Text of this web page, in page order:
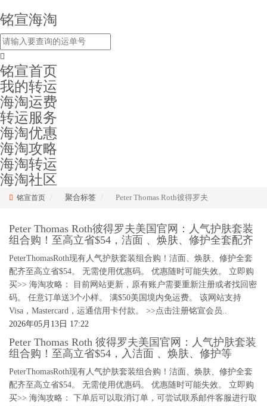
铭宣海淘
铭宣首页
我的转运
海淘运费
转运服务
海淘优惠
海淘攻略
海淘转运
海淘社区
铭宣首页 聚合标签 Peter Thomas Roth彼得罗夫
Peter Thomas Roth彼得罗夫美国官网：人气护肤套装
组合购！至高立省$54，洁面 、焕肤、修护全套配齐
PeterThomasRoth现有人气护肤套装组合购！洁面、焕肤、修护全套
配齐至高立省$54。 无需使用优惠码。 优惠随时可能失效。 立即购
买>> 海淘攻略： 目前网站更新，原有账户需要重新注册或者找回密
码。 任意订单送3个小样。 满$50美国境内免运费。 该网站支持
Visa，Mastercard，运通信用卡付款。 >>点击注册铭宣会员..
2026年05月13日 17:22
Peter Thomas Roth 彼得罗夫美国官网：人气护肤套装
组合购！至高立省$54，入洁面 、焕肤、修护等
PeterThomasRoth现有人气护肤套装组合购！洁面、焕肤、修护全套
配齐至高立省$54。 无需使用优惠码。 优惠随时可能失效。 立即购
买>> 海淘攻略： 下单后可以取消订单，可尝试联系邮件客服进行取